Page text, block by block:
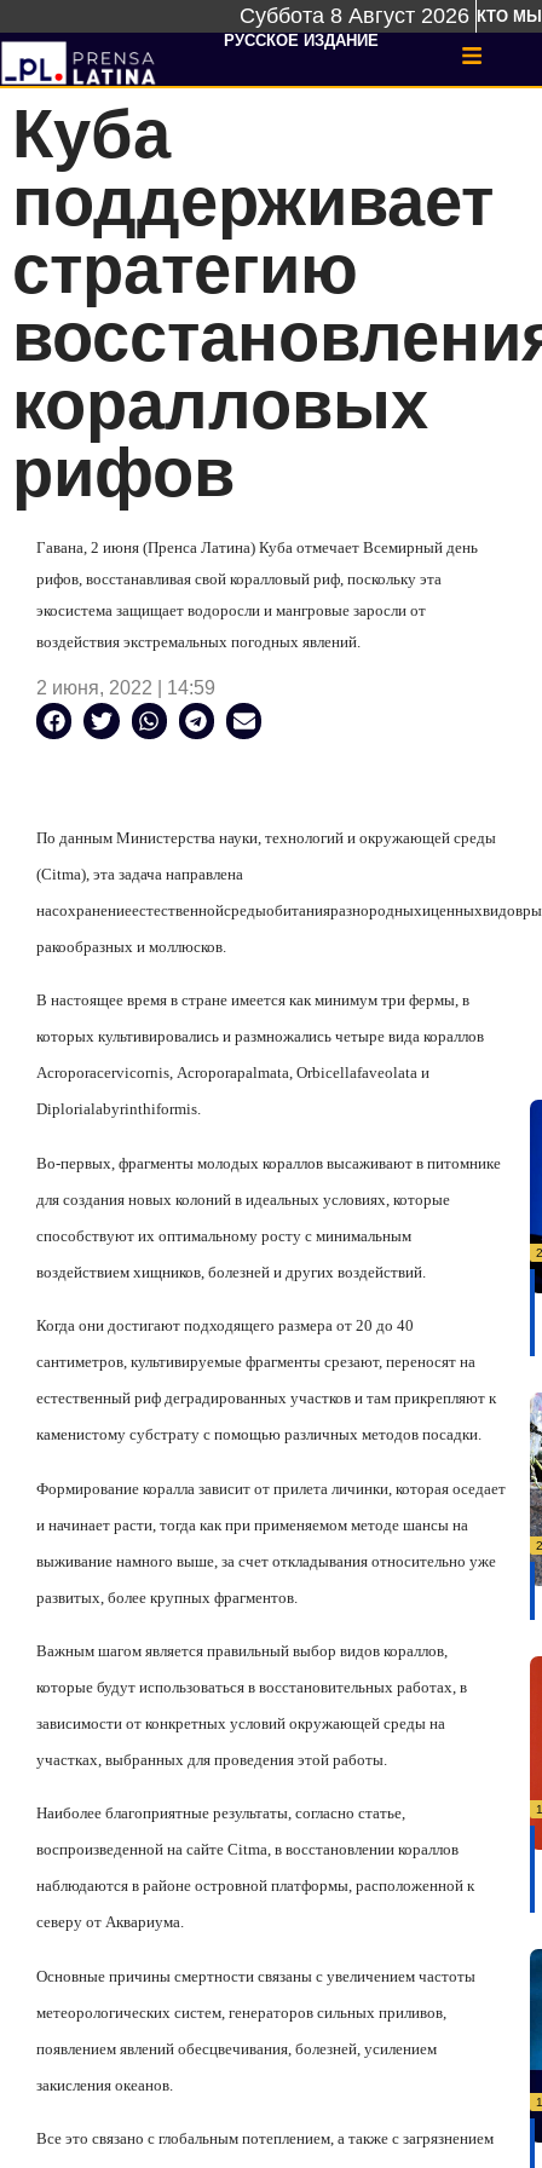
Суббота 8 Август 2026 КТО МЫ
РУССКОЕ ИЗДАНИЕ
Куба
поддерживает
стратегию
коралловых
рифов
Гавана, 2 июня (Пренса Латина) Куба отмечает Всемирный день
рифов, восстанавливая свой коралловый риф, поскольку эта
экосистема защищает водоросли и мангровые заросли от
воздействия экстремальных погодных явлений.
2 июня, 2022 | 14:59
По данным Министерства науки, технологий и окружающей среды
(Citma), эта задача направлена
насохранениеестественнойсредыобитанияразнородныхиценныхвидов
ракообразных и моллюсков.
В настоящее время в стране имеется как минимум три фермы, в
которых культивировались и размножались четыре вида кораллов
Acroporacervicornis, Acroporapalmata, Orbicellafaveolata и
Diplorialabyrinthiformis.
Во-первых, фрагменты молодых кораллов высаживают в питомнике
для создания новых колоний в идеальных условиях, которые
способствуют их оптимальному росту с минимальным
воздействием хищников, болезней и других воздействий.
Когда они достигают подходящего размера от 20 до 40
сантиметров, культивируемые фрагменты срезают, переносят на
естественный риф деградированных участков и там прикрепляют к
каменистому субстрату с помощью различных методов посадки.
Формирование коралла зависит от прилета личинки, которая оседает
и начинает расти, тогда как при применяемом методе шансы на
выживание намного выше, за счет откладывания относительно уже
развитых, более крупных фрагментов.
Важным шагом является правильный выбор видов кораллов,
которые будут использоваться в восстановительных работах, в
зависимости от конкретных условий окружающей среды на
участках, выбранных для проведения этой работы.
Наиболее благоприятные результаты, согласно статье,
воспроизведенной на сайте Citma, в восстановлении кораллов
наблюдаются в районе островной платформы, расположенной к
северу от Аквариума.
Основные причины смертности связаны с увеличением частоты
метеорологических систем, генераторов сильных приливов,
появлением явлений обесцвечивания, болезней, усилением
закисления океанов.
Все это связано с глобальным потеплением, а также с загрязнением